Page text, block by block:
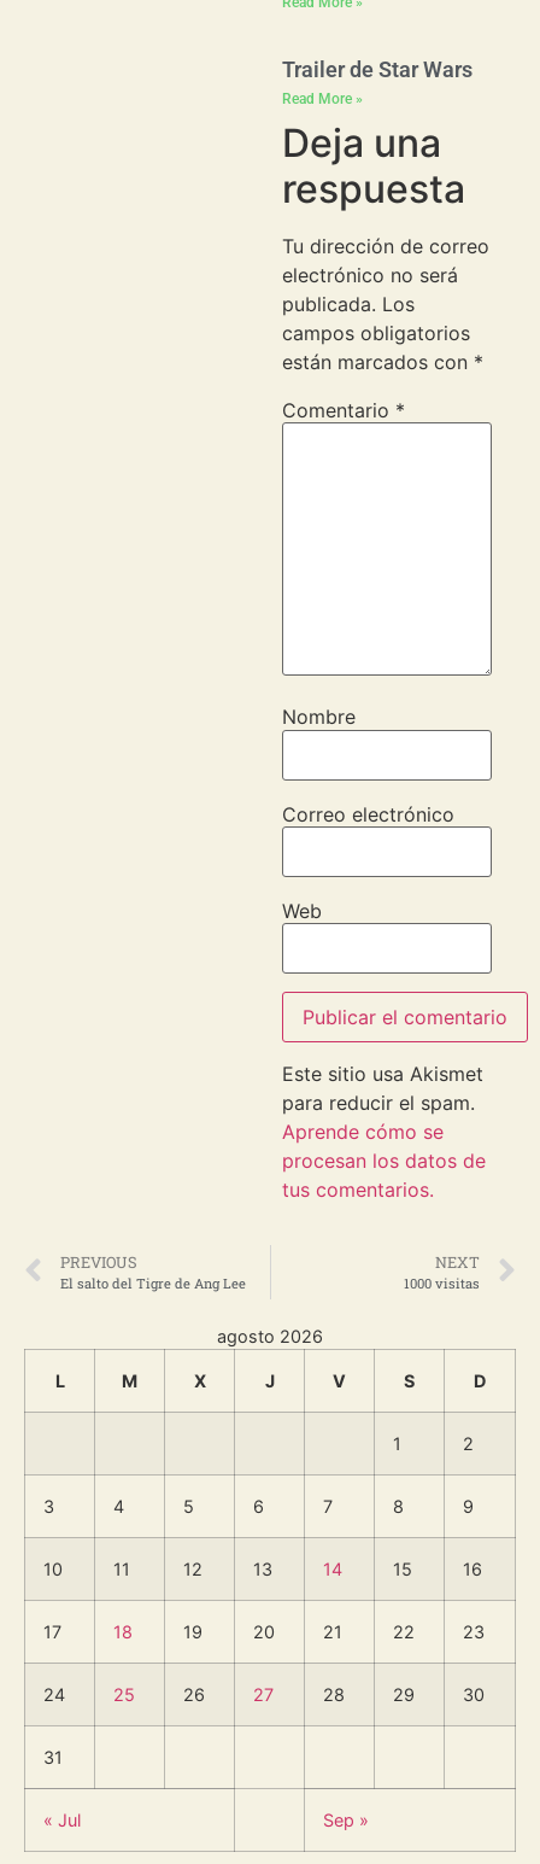
Trailer de Star Wars
Read More »
Deja una
respuesta
Tu dirección de correo
electrónico no será
publicada. Los
campos obligatorios
están marcados con *
Comentario *
Nombre
Correo electrónico
Web
Este sitio usa Akismet
para reducir el spam.
Aprende cómo se
procesan los datos de
tus comentarios.
PREVIOUS
El salto del Tigre de Ang Lee
NEXT
1000 visitas
agosto 2026
L M X J V S D
1 2
3 4 5 6 7 8 9
10 11 12 13 14 15 16
17 18 19 20 21 22 23
24 25 26 27 28 29 30
31
« Jul Sep »